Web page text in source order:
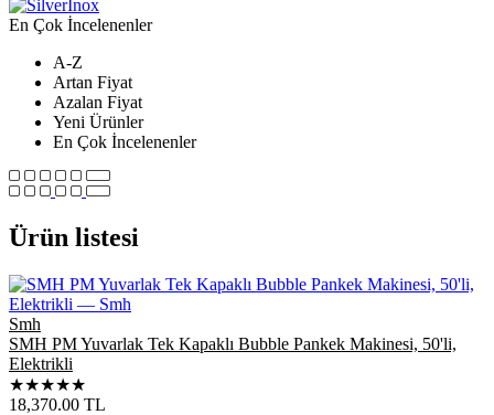
En Çok İncelenenler
A-Z
Artan Fiyat
Azalan Fiyat
Yeni Ürünler
En Çok İncelenenler
Ürün listesi
Smh
SMH PM Yuvarlak Tek Kapaklı Bubble Pankek Makinesi, 50'li,
Elektrikli
★★★★★
18,370.00 TL